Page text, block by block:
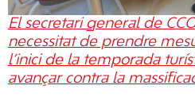
El secretari general de
necessitat de prendre
l’inici de la temporada
avançar contra la